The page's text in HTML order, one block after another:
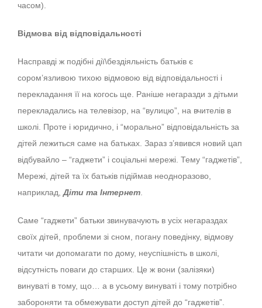
часом).
Відмова від відповідальності
Насправді ж подібні дії\бездіяльність батьків є
сором’язливою тихою відмовою від відповідальності і
перекладання її на когось ще. Раніше негаразди з дітьми
перекладались на телевізор, на “вулицю”, на вчителів в
школі. Проте і юридично, і “морально” відповідальність за
дітей лежиться саме на батьках. Зараз з’явився новий цап
відбувайло – “гаджети” і соціальні мережі. Тему “гаджетів”,
Мережі, дітей та їх батьків підіймав неодноразово,
наприклад,Діти та Інтернет.
Саме “гаджети” батьки звинувачують в усіх негараздах
своїх дітей, проблеми зі сном, погану поведінку, відмову
читати чи допомагати по дому, неуспішність в школі,
відсутність поваги до старших. Це ж вони (залізяки)
винуваті в тому, що… а в усьому винуваті і тому потрібно
забороняти та обмежувати доступ дітей до “гаджетів”.